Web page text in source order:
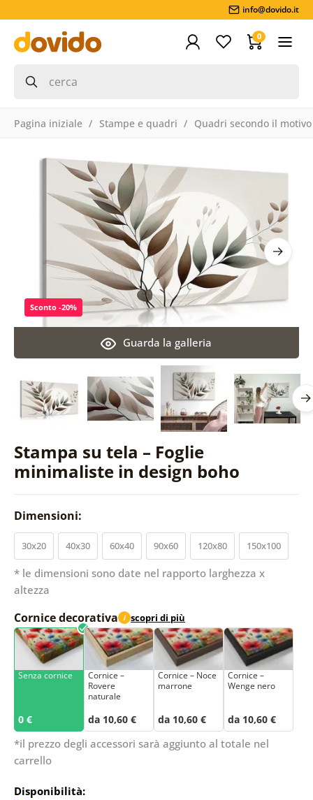
info@dovido.it
0
Pagina iniziale Stampe e quadri Quadri secondo il motivo
Stampa su tela – Foglie
minimaliste in design boho
Guarda la galleria
Sconto -20%
Dimensioni:
30x20 40x30 60x40 90x60 120x80 150x100
* le dimensioni sono date nel rapporto larghezza x
altezza
Cornice decorativa i scopri di più
Senza cornice
0 €
Cornice –
Rovere
naturale
da 10,60 €
Cornice – Noce
marrone
da 10,60 €
Cornice –
Wenge nero
da 10,60 €
*il prezzo degli accessori sarà aggiunto al totale nel
carrello
Disponibilità: